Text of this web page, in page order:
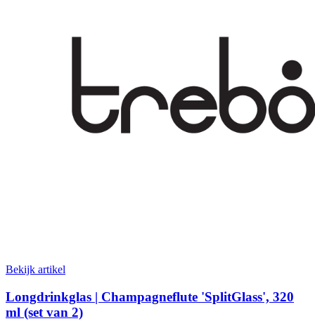
Bekijk artikel
Longdrinkglas | Champagneflute 'SplitGlass', 320
ml (set van 2)